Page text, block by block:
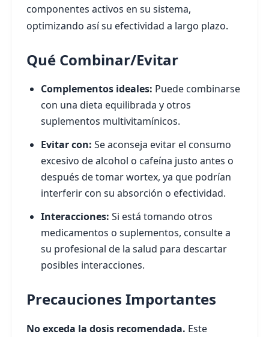
componentes activos en su sistema,
optimizando así su efectividad a largo plazo.
Qué Combinar/Evitar
Complementos ideales: Puede combinarse
con una dieta equilibrada y otros
suplementos multivitamínicos.
Evitar con: Se aconseja evitar el consumo
excesivo de alcohol o cafeína justo antes o
después de tomar wortex, ya que podrían
interferir con su absorción o efectividad.
Interacciones: Si está tomando otros
medicamentos o suplementos, consulte a
su profesional de la salud para descartar
posibles interacciones.
Precauciones Importantes
No exceda la dosis recomendada. Este